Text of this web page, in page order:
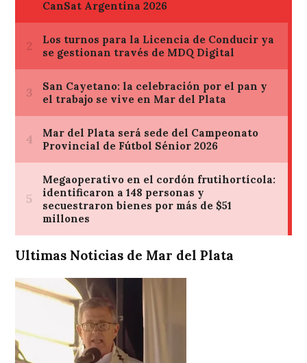
Ultimas Noticias de Mar del Plata